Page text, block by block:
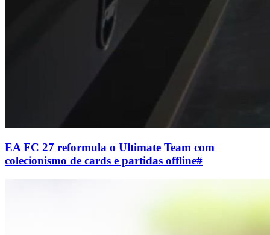
EA FC 27 reformula o Ultimate Team com
colecionismo de cards e partidas offline#